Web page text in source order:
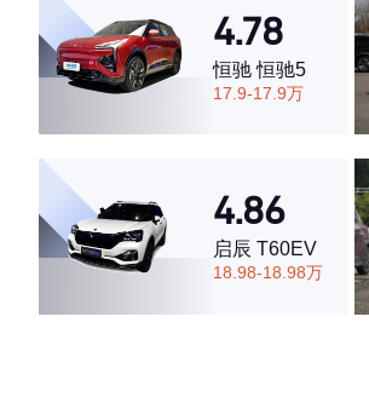
4.78
恒驰 恒驰5
17.9-17.9万
4.86
启辰 T60EV
18.98-18.98万